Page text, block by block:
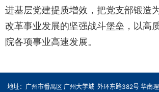
进基层党建提质增效，把党支部锻造
改革事业发展的坚强战斗堡垒，以高
院各项事业高速发展。
地址：广州市番禺区 广州大学城 外环东路382号 华南